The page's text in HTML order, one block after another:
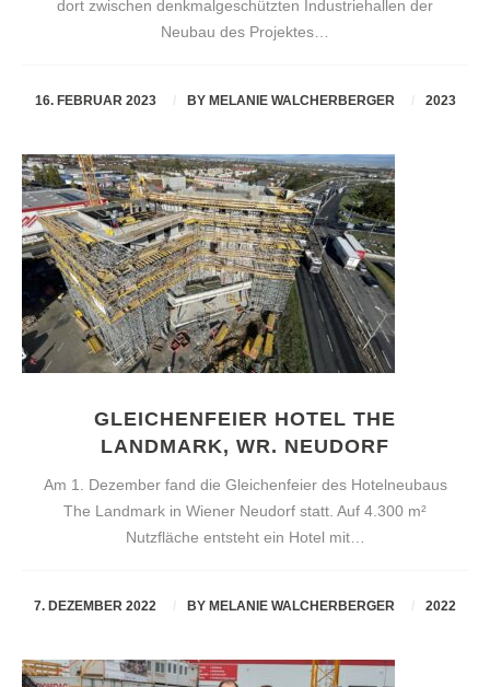
dort zwischen denkmalgeschützten Industriehallen der
Neubau des Projektes…
16. FEBRUAR 2023 BYMELANIE WALCHERBERGER 2023
GLEICHENFEIER HOTEL THE
LANDMARK, WR. NEUDORF
Am 1. Dezember fand die Gleichenfeier des Hotelneubaus
The Landmark in Wiener Neudorf statt. Auf 4.300 m²
Nutzfläche entsteht ein Hotel mit…
7. DEZEMBER 2022 BY MELANIE WALCHERBERGER 2022